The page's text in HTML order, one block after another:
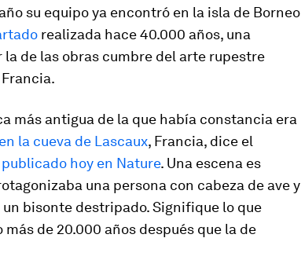
su equipo ya encontró en la isla de Borneo
realizada hace 40.000 años, una
de las obras cumbre del arte rupestre
más antigua de la que había constancia era
la cueva de Lascaux, Francia, dice el
publicado hoy en Nature. Una escena es
una persona con cabeza de ave y
bisonte destripado. Signifique lo que
de 20.000 años después que la de